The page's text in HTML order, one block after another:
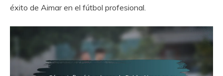
éxito de Aimar en el fútbol profesional.